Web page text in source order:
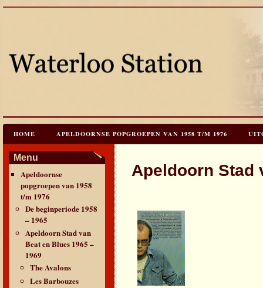
HOME APELDOORNSE POPGROEPEN VAN 1958 T/M 1976
JAREN 60 FESTIVALS & REÜNIES
CONTACT & VERANTWOORDING LINKS LAATSTE UPDATES
Menu
Apeldoornse
popgroepen van 1958
t/m 1976
De beginperiode 1958
– 1965
Apeldoorn Stad van
Beat en Blues 1965 –
1969
The Avalons
Les Barbouzes
Apeldoorn Stad